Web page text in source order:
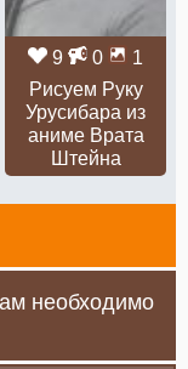
9 0
1
Рисуем Руку
Урусибара из
аниме Врата
Штейна
необходимо